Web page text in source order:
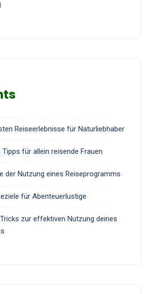
Reiseerlebnisse für Naturliebhaber
Tipps für allein reisende Frauen
der Nutzung eines Reiseprogramms
für Abenteuerlustige
zur effektiven Nutzung deines